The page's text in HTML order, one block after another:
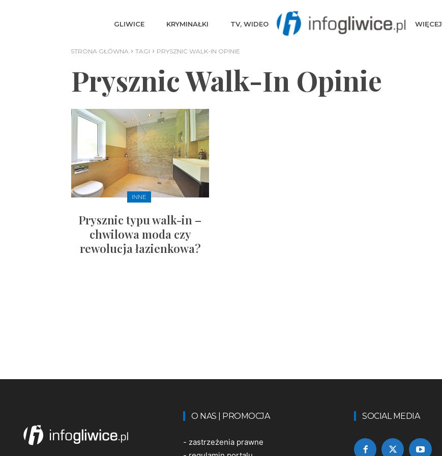
GLIWICE KRYMINAŁKI TV, WIDEO WIĘCEJ
STRONA GŁÓWNA TAGI PRYSZNIC WALK-IN OPINIE
Prysznic Walk-In Opinie
INNE
Prysznic typu walk-in –
chwilowa moda czy
rewolucja łazienkowa?
O NAS | PROMOCJA
- zastrzeżenia prawne
SOCIAL MEDIA